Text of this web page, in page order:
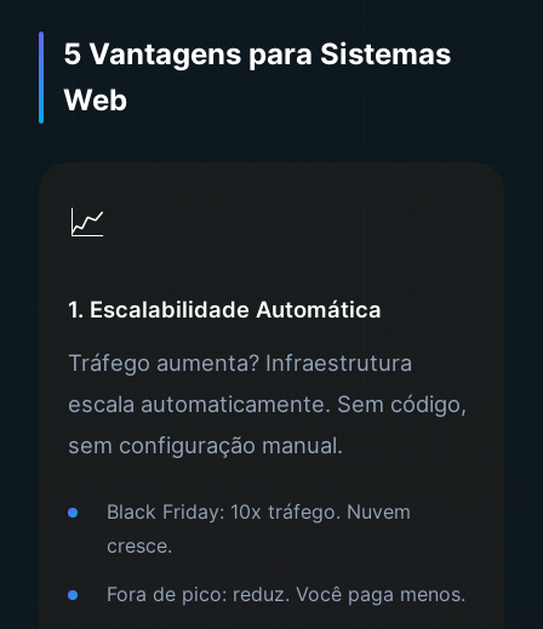
5 Vantagens para Sistemas
Web
📈
1. Escalabilidade Automática
Tráfego aumenta? Infraestrutura
escala automaticamente. Sem código,
sem configuração manual.
Black Friday: 10x tráfego. Nuvem
cresce.
Fora de pico: reduz. Você paga menos.